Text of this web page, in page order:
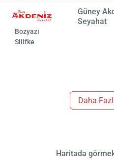
Güney
Seyahat
Bozyazı
Silifke
Daha
Haritada